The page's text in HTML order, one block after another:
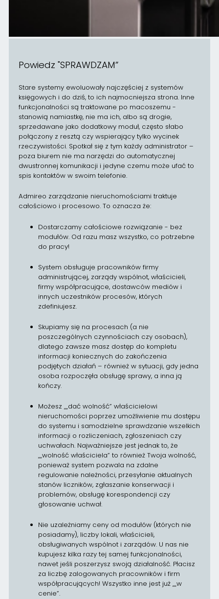
Powiedz "SPRAWDZAM”
Stare systemy ewoluowały najczęściej z systemów
księgowych i do dziś, to ich najmocniejsza strona. Inne
funkcjonalności są traktowane po macoszemu -
stanowią namiastkę, nie ma ich, albo są drogie,
sprzedawane jako dodatkowy moduł, często słabo
połączony z resztą czy wspierający tylko wycinek
rzeczywistości. Spotkał się z tym każdy administrator –
poza biurem nie ma narzędzi do automatycznej
dwustronnej komunikacji i jedyne czemu może ufać to
spis kontaktów w swoim telefonie.
Admireo zarządzanie nieruchomościami traktuje
całościowo i procesowo. To oznacza że:
Dostarczamy całościowe rozwiązanie - bez
modułów. Od razu masz wszystko, co potrzebne
do pracy!
System obsługuje pracowników firmy
administrującej, zarządy wspólnot, właścicieli,
firmy współpracujące, dostawców mediów i
innych uczestników procesów, których
zdefiniujesz.
Skupiamy się na procesach (a nie
poszczególnych czynnościach czy osobach),
dlatego zawsze masz dostęp do kompletu
informacji koniecznych do zakończenia
podjętych działań – również w sytuacji, gdy jedna
osoba rozpoczęła obsługę sprawy, a inna ją
kończy.
Możesz „„dać wolność” właścicielowi
nieruchomości poprzez umożliwienie mu dostępu
do systemu i samodzielne sprawdzanie wszelkich
informacji o rozliczeniach, zgłoszeniach czy
uchwałach. Najważniejsze jest jednak to, że
„„wolność właściciela” to również Twoja wolność,
ponieważ system pozwala na zdalne
regulowanie należności, przesyłanie aktualnych
stanów liczników, zgłaszanie konserwacji i
problemów, obsługę korespondencji czy
głosowanie uchwał.
Nie uzależniamy ceny od modułów (których nie
posiadamy), liczby lokali, właścicieli,
obsługiwanych wspólnot i zarządów. U nas nie
kupujesz kilka razy tej samej funkcjonalności,
nawet jeśli poszerzysz swoją działalność. Płacisz
za liczbę zalogowanych pracowników i firm
współpracujących! Wszystko inne jest już „„w
cenie”.